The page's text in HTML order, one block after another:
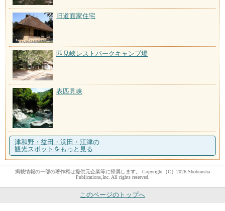
旧道面家住宅
匹見峡レストパークキャンプ場
表匹見峡
津和野・益田・浜田・江津の
観光スポットをもっと見る
掲載情報の一部の著作権は提供元企業等に帰属します。 Copyright（C）2026 Shobunsha
Publications,Inc. All rights reserved.
このページのトップへ